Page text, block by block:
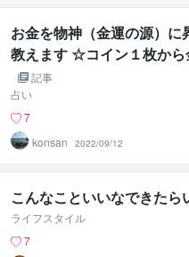
お金を物神（金運の源）に
教えます ☆コイン１枚から
引き出すマジシャンの秘技☆
記事
占い
7
konsan
2022/09/12
こんなこといいなできたら
ライフスタイル
7